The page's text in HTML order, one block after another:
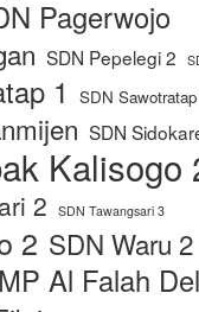
Pagerwojo
SDN Pepelegi 2
1 SDN
SDN
Kalisogo
2 SDN Tawangsari 3
2 SDN Waru 2
Al Falah